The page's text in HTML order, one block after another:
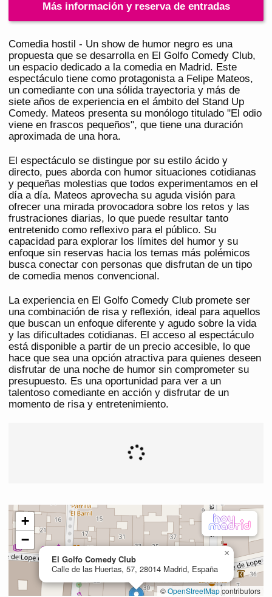
Más información y reserva de entradas
Comedia hostil - Un show de humor negro es una
propuesta que se desarrolla en El Golfo Comedy Club,
un espacio dedicado a la comedia en Madrid. Este
espectáculo tiene como protagonista a Felipe Mateos,
un comediante con una sólida trayectoria y más de
siete años de experiencia en el ámbito del Stand Up
Comedy. Mateos presenta su monólogo titulado "El odio
viene en frascos pequeños", que tiene una duración
aproximada de una hora.
El espectáculo se distingue por su estilo ácido y
directo, pues aborda con humor situaciones cotidianas
y pequeñas molestias que todos experimentamos en el
día a día. Mateos aprovecha su aguda visión para
ofrecer una mirada provocadora sobre los retos y las
frustraciones diarias, lo que puede resultar tanto
entretenido como reflexivo para el público. Su
capacidad para explorar los límites del humor y su
enfoque sin reservas hacia los temas más polémicos
busca conectar con personas que disfrutan de un tipo
de comedia menos convencional.
La experiencia en El Golfo Comedy Club promete ser
una combinación de risa y reflexión, ideal para aquellos
que buscan un enfoque diferente y agudo sobre la vida
y las dificultades cotidianas. El acceso al espectáculo
está disponible a partir de un precio accesible, lo que
hace que sea una opción atractiva para quienes deseen
disfrutar de una noche de humor sin comprometer su
presupuesto. Es una oportunidad para ver a un
talentoso comediante en acción y disfrutar de un
momento de risa y entretenimiento.